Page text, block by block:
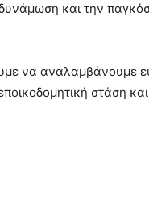
και την
να αναλαμβάνουμε
στάση